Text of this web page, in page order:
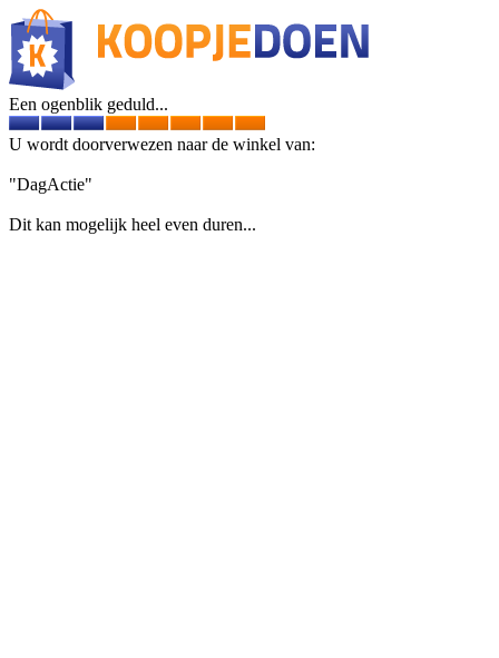
Een ogenblik geduld...
U wordt doorverwezen naar de winkel van:
"DagActie"
Dit kan mogelijk heel even duren...